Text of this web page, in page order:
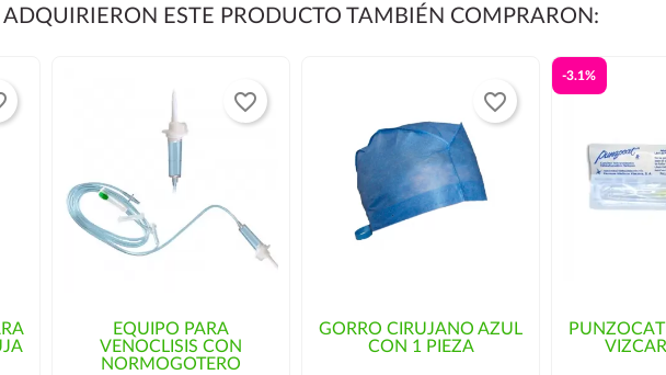
ADQUIRIERON ESTE PRODUCTO TAMBIÉN COMPRARON:
EQUIPO PARA
VENOCLISIS CON
NORMOGOTERO
favorite_border
GORRO CIRUJANO AZUL
CON 1 PIEZA
favorite_border
-3.1%